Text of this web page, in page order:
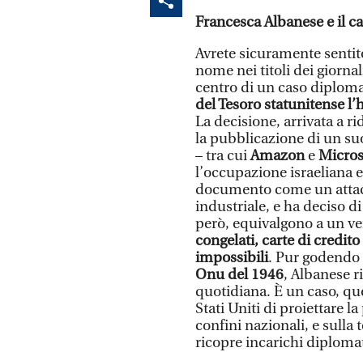
Francesca Albanese e il
Avrete sicuramente
nome nei titoli dei
centro di un caso
del Tesoro statunitense
La decisione, arrivata a
la pubblicazione di un
– tra cuiAmazone
l’occupazione israeliana
documento come un
industriale, e ha deciso
però, equivalgono a un
congelati, carte di
impossibili. Pur
Onu del 1946, Albanese
quotidiana. È un caso,
Stati Uniti di proiettare
confini nazionali, e sulla
ricopre incarichi